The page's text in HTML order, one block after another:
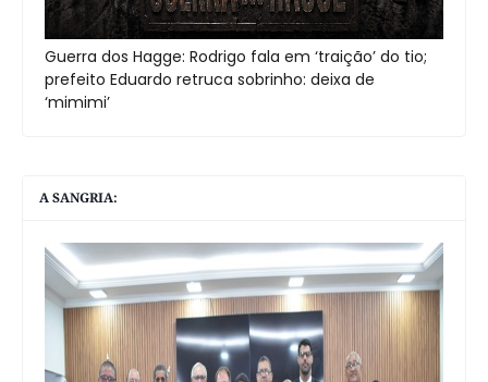
Guerra dos Hagge: Rodrigo fala em ‘traição’ do tio;
prefeito Eduardo retruca sobrinho: deixa de
‘mimimi’
A SANGRIA: